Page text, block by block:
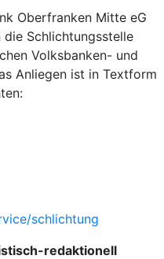
Oberfranken Mitte eG
Schlichtungsstelle
Volksbanken- und
Anliegen ist in Textform
schlichtung
redaktionell